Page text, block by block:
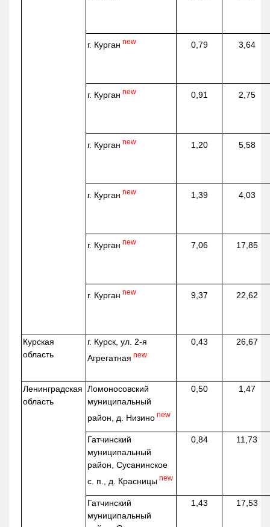
г. Курган new 0,79 3,64
г. Курган new 0,91 2,75
г. Курган new 1,20 5,58
г. Курган new 1,39 4,03
г. Курган new 7,06 17,85
г. Курган new 9,37 22,62
Курская
область
г. Курск, ул. 2-я
Агрегатная new
0,43 26,67
Ленинградская
область
Ломоносовский
муниципальный
район, д. Низино new
0,50 1,47
Гатчинский
муниципальный
район, Сусанинское
с. п., д. Красницы new
0,84 11,73
Гатчинский
муниципальный
1,43 17,53